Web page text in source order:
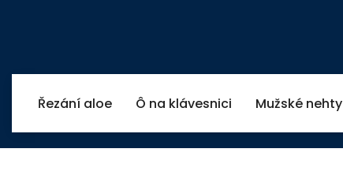
Řezání aloe Ô na klávesnici Mužské nehty